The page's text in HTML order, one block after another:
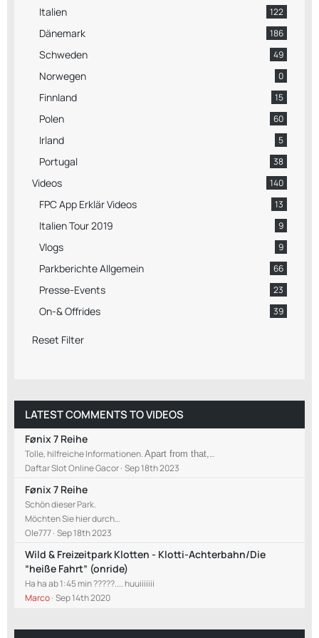
Italien 122
Dänemark 186
Schweden 49
Norwegen 0
Finnland 15
Polen 60
Irland 5
Portugal 38
Videos 140
FPC App Erklär Videos 13
Italien Tour 2019 9
Vlogs 9
Parkberichte Allgemein 66
Presse-Events 23
On-& Offrides 39
Reset Filter
LATEST COMMENTS TO VIDEOS
Fønix 7 Reihe
Tolle, hilfreiche Informationen. Apart from that,…
Daftar Slot Online Gacor Sep 18th 2023
Fønix 7 Reihe
Schön dieser Park.
Möchten Sie hier durch…
Ole777 Sep 18th 2023
Wild & Freizeitpark Klotten - Klotti-Achterbahn/Die
“heiße Fahrt” (onride)
Ha ha ab 1:45 min ?????.... huuiiiiiii
Marco Sep 14th 2020